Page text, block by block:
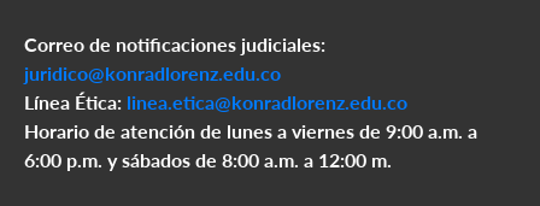
Correo de notificaciones judiciales:
juridico@konradlorenz.edu.co
Línea Ética: linea.etica@konradlorenz.edu.co
Horario de atención de lunes a viernes de 9:00 a.m. a
6:00 p.m. y sábados de 8:00 a.m. a 12:00 m.